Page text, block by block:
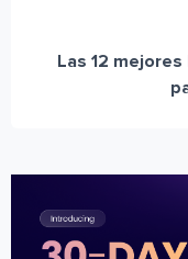
Las 12